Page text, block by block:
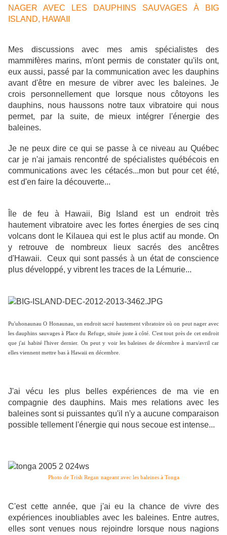
NAGER AVEC LES DAUPHINS SAUVAGES À BIG
ISLAND, HAWAII
Mes discussions avec mes amis spécialistes des
mammifères marins, m'ont permis de constater qu'ils ont,
eux aussi, passé par la communication avec les dauphins
avant d'être en mesure de vibrer avec les baleines. Je
crois personnellement que lorsque nous côtoyons les
dauphins, nous haussons notre taux vibratoire qui nous
permet, par la suite, de mieux intégrer l'énergie des
baleines.
Je ne peux dire ce qui se passe à ce niveau au Québec
car je n'ai jamais rencontré de spécialistes québécois en
communications avec les cétacés...mon but pour cet été,
est d'en faire la découverte...
Île de feu à Hawaii, Big Island est un endroit très
hautement vibratoire avec les fortes énergies de ses cinq
volcans dont le Kilauea qui est le plus actif au monde. On
y retrouve de nombreux lieux sacrés des ancêtres
d'Hawaii. Ceux qui sont passés à un état de conscience
plus développé, y vibrent les traces de la Lémurie...
Pu'uhonaunau O Honaunau, un endroit sacré hautement vibratoire où on peut nager avec
les dauphins sauvages à Place du Refuge, située juste à côté. C'est tout près de cet endroit
que j'ai habité l'hiver dernier. On peut y voir les baleines de décembre à mars/avril car
elles viennent mettre bas à Hawaii en décembre.
J'ai vécu les plus belles expériences de ma vie en
compagnie des dauphins. Mais mes relations avec les
baleines sont si puissantes qu'il n'y a aucune comparaison
possible tellement l'énergie qui nous secoue est intense...
Photo deTrish Regan nageant avec les baleines à Tonga
C'est cette année, que j'ai eu la chance de vivre des
expériences inoubliables avec les baleines. Entre autres,
elles sont venues nous rejoindre lorsque nous nagions